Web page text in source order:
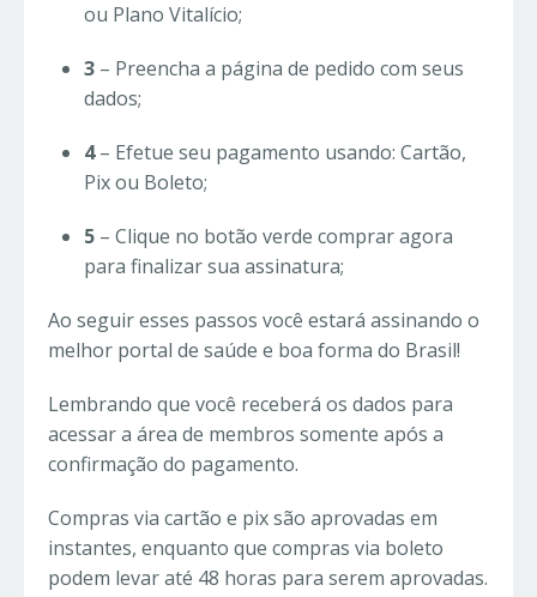
ou Plano Vitalício;
3 – Preencha a página de pedido com seus
dados;
4– Efetue seu pagamento usando: Cartão,
Pix ou Boleto;
5 – Clique no botão verde comprar agora
para finalizar sua assinatura;
Ao seguir esses passos você estará assinando o
melhor portal de saúde e boa forma do Brasil!
Lembrando que você receberá os dados para
acessar a área de membros somente após a
confirmação do pagamento.
Compras via cartão e pix são aprovadas em
instantes, enquanto que compras via boleto
podem levar até 48 horas para serem aprovadas.